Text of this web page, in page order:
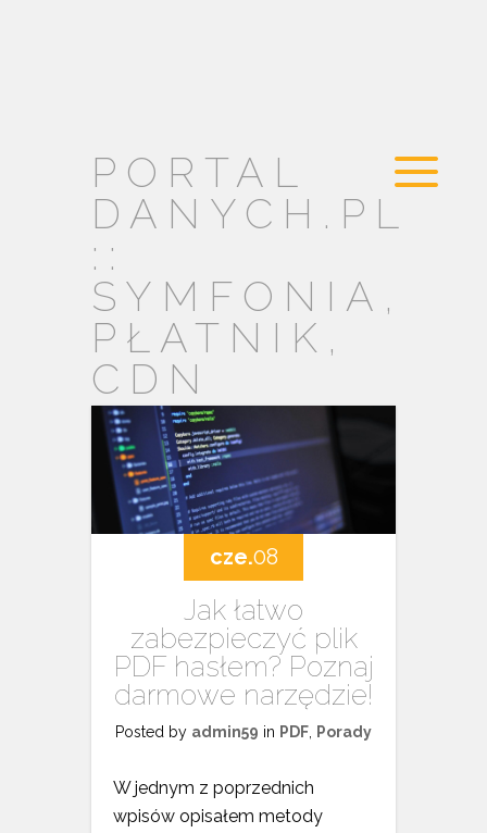
PORTAL
DANYCH.PL
::
SYMFONIA,
PŁATNIK,
CDN
cze.08
Jak łatwo
zabezpieczyć plik
PDF hasłem? Poznaj
darmowe narzędzie!
Posted by admin59 in PDF Porady
W jednym z poprzednich
wpisów opisałem metody